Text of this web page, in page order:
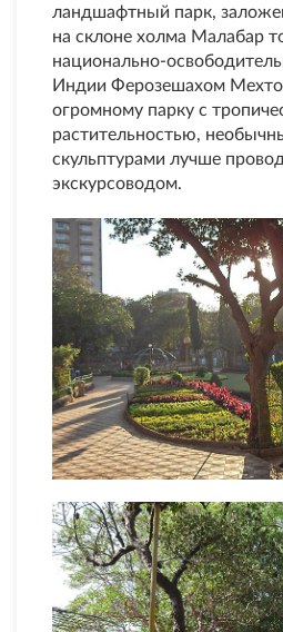
ландшафтный парк,
на склоне холма Малабар
национально-
Индии Ферозешахом
огромному парку с
растительностью,
скульптурами лучше
экскурсоводом.